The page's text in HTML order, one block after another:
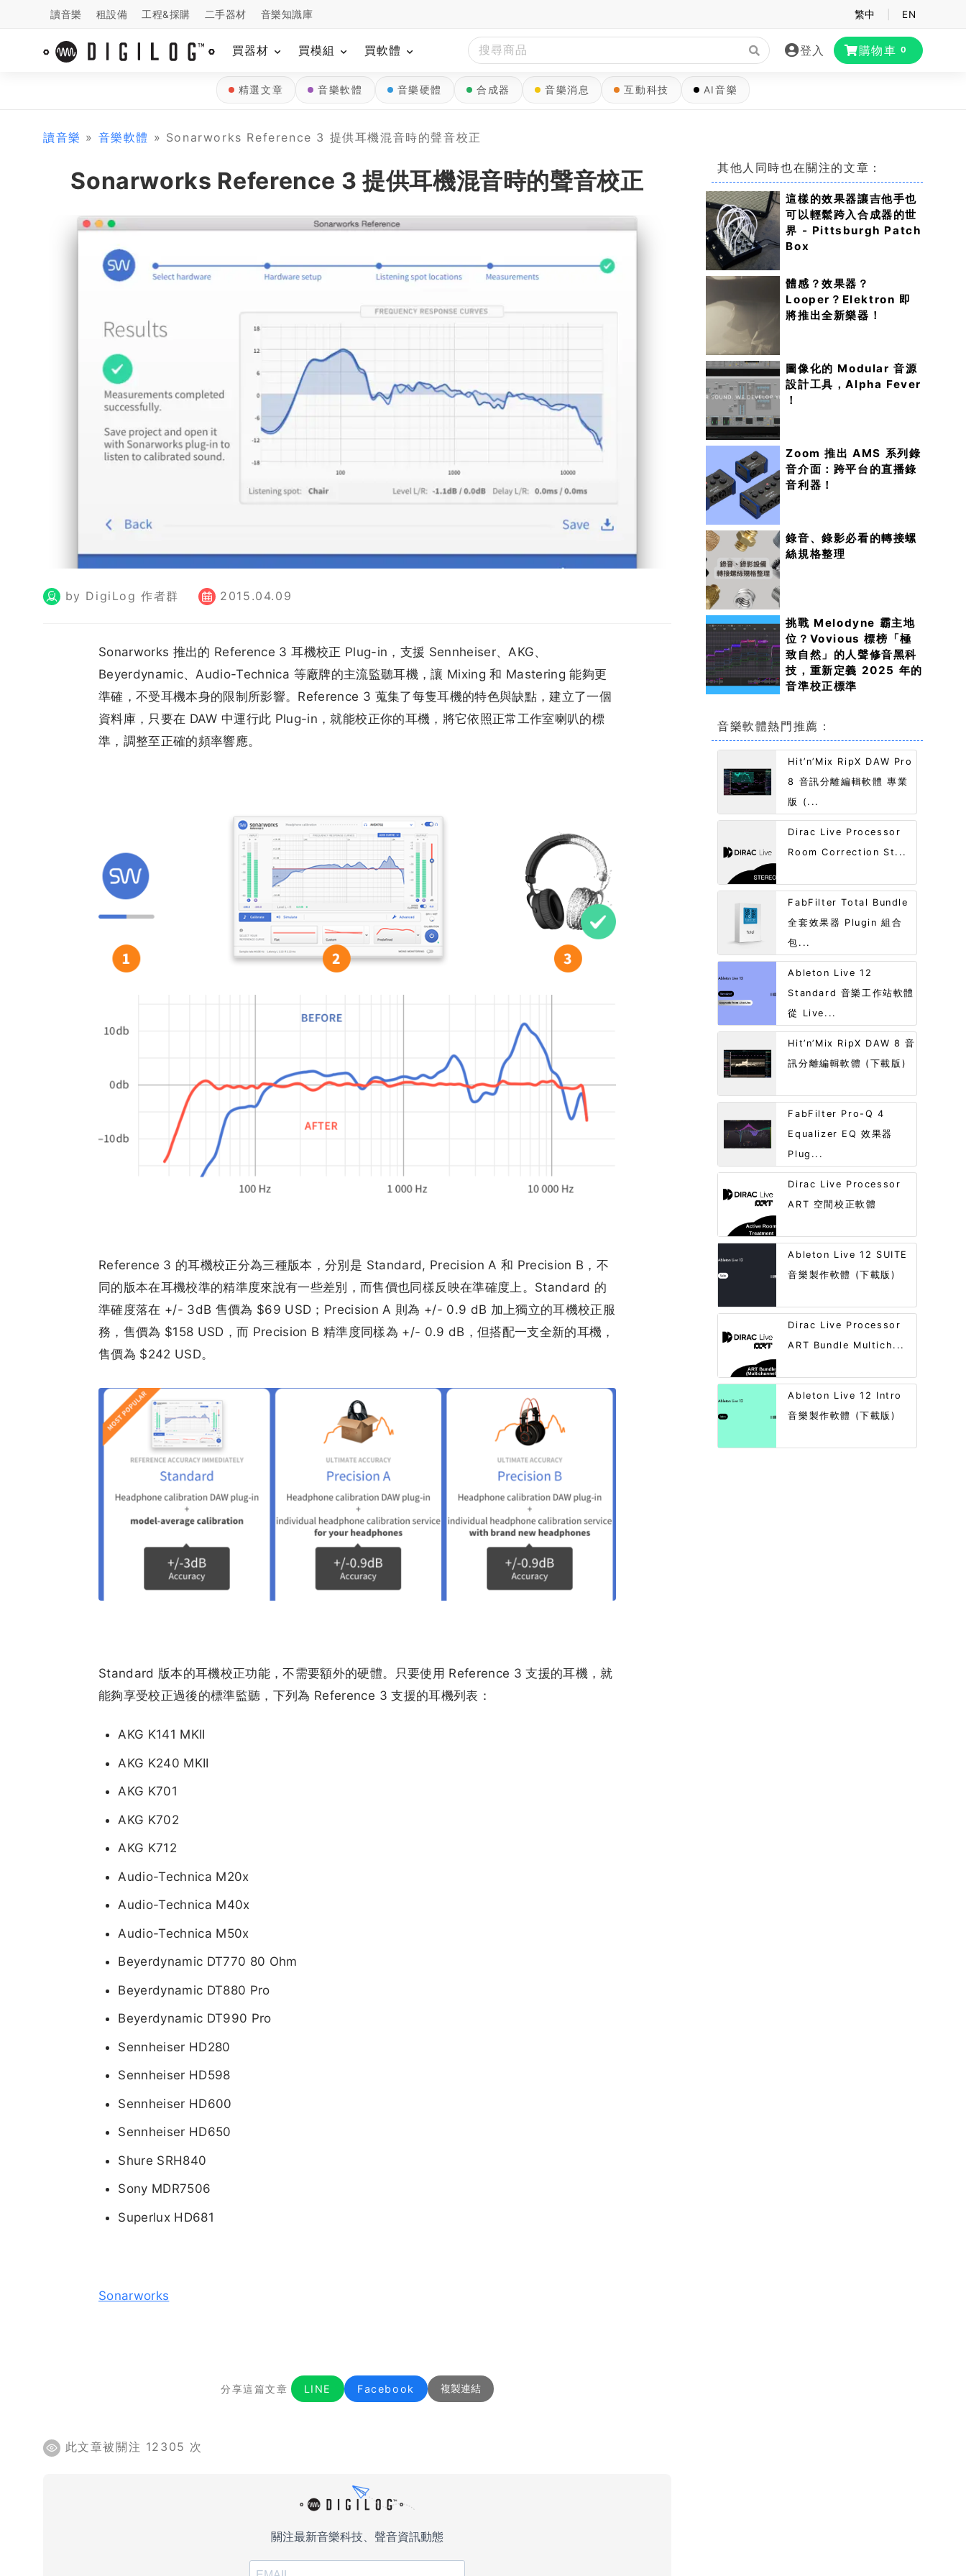
讀音樂 租設備 工程&採購 二手器材 音樂知識庫 繁中 EN
買器材 買模組 買軟體 登入 購物車 0
精選文章 音樂軟體 音樂硬體 合成器 音樂消息 互動科技 AI音樂
讀音樂 » 音樂軟體 » Sonarworks Reference 3 提供耳機混音時的聲音校正
Sonarworks Reference 3 提供耳機混音時的聲音校正
by DigiLog 作者群 2015.04.09
Sonarworks 推出的 Reference 3 耳機校正 Plug-in，支援 Sennheiser、AKG、
Beyerdynamic、Audio-Technica 等廠牌的主流監聽耳機，讓 Mixing 和 Mastering 能夠更
準確，不受耳機本身的限制所影響。Reference 3 蒐集了每隻耳機的特色與缺點，建立了一個
資料庫，只要在 DAW 中運行此 Plug-in，就能校正你的耳機，將它依照正常工作室喇叭的標
準，調整至正確的頻率響應。
Reference 3 的耳機校正分為三種版本，分別是 Standard, Precision A 和 Precision B，不
同的版本在耳機校準的精準度來說有一些差別，而售價也同樣反映在準確度上。Standard 的
準確度落在 +/- 3dB 售價為 $69 USD；Precision A 則為 +/- 0.9 dB 加上獨立的耳機校正服
務，售價為 $158 USD，而 Precision B 精準度同樣為 +/- 0.9 dB，但搭配一支全新的耳機，
售價為 $242 USD。
Standard 版本的耳機校正功能，不需要額外的硬體。只要使用 Reference 3 支援的耳機，就
能夠享受校正過後的標準監聽，下列為 Reference 3 支援的耳機列表：
AKG K141 MKII
AKG K240 MKII
AKG K701
AKG K702
AKG K712
Audio-Technica M20x
Audio-Technica M40x
Audio-Technica M50x
Beyerdynamic DT770 80 Ohm
Beyerdynamic DT880 Pro
Beyerdynamic DT990 Pro
Sennheiser HD280
Sennheiser HD598
Sennheiser HD600
Sennheiser HD650
Shure SRH840
Sony MDR7506
Superlux HD681
Sonarworks
分享這篇文章 LINE Facebook 複製連結
此文章被關注 12305 次
其他人同時也在關注的文章：
這樣的效果器讓吉他手也
可以輕鬆跨入合成器的世
界 - Pittsburgh Patch
Box
體感？效果器？
Looper？Elektron 即
將推出全新樂器！
圖像化的 Modular 音源
設計工具，Alpha Fever
！
Zoom 推出 AMS 系列錄
音介面：跨平台的直播錄
音利器！
錄音、錄影必看的轉接螺
絲規格整理
挑戰 Melodyne 霸主地
位？Vovious 標榜「極
致自然」的人聲修音黑科
技，重新定義 2025 年的
音準校正標準
音樂軟體熱門推薦：
Hit’n’Mix RipX DAW Pro
8 音訊分離編輯軟體 專業
版 (...
Dirac Live Processor
Room Correction St...
FabFilter Total Bundle
全套效果器 Plugin 組合
包...
Ableton Live 12
Standard 音樂工作站軟體
從 Live...
Hit’n’Mix RipX DAW 8 音
訊分離編輯軟體 (下載版)
FabFilter Pro-Q 4
Equalizer EQ 效果器
Plug...
Dirac Live Processor
ART 空間校正軟體
Ableton Live 12 SUITE
音樂製作軟體 (下載版)
Dirac Live Processor
ART Bundle Multich...
Ableton Live 12 Intro
音樂製作軟體 (下載版)